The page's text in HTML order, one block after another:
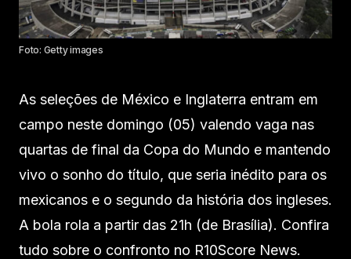
Foto: Getty images
As seleções de México e Inglaterra entram em
campo neste domingo (05) valendo vaga nas
quartas de final da Copa do Mundo e mantendo
vivo o sonho do título, que seria inédito para os
mexicanos e o segundo da história dos ingleses.
A bola rola a partir das 21h (de Brasília). Confira
tudo sobre o confronto no R10Score News.